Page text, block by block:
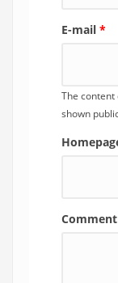
E-mail *
The content
shown
Comment